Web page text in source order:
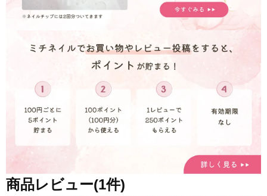
商品レビュー(1件)